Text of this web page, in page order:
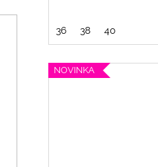
36 38 40
NOVINKA